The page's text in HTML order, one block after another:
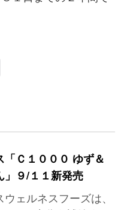
「Ｃ１０００ ゆず＆
」９/１１新発売
ェルネスフーズは、